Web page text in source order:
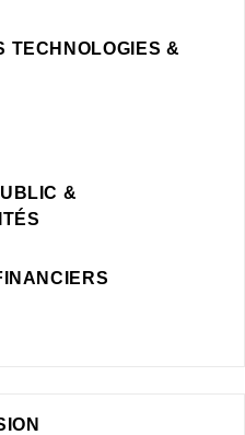
TECHNOLOGIES &
&